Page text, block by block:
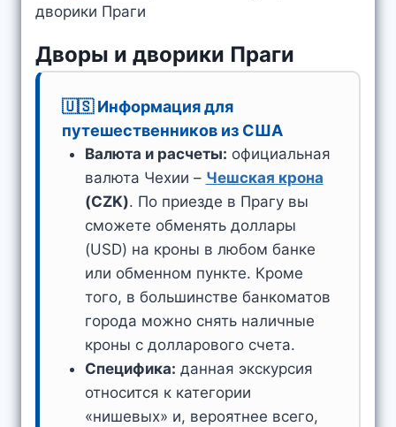
дворики Праги
Дворы и дворики Праги
🇺🇸 Информация для
путешественников из США
Валюта и расчеты: официальная
валюта Чехии – Чешская крона
(CZK). По приезде в Прагу вы
сможете обменять доллары
(USD) на кроны в любом банке
или обменном пункте. Кроме
того, в большинстве банкоматов
города можно снять наличные
кроны с долларового счета.
Специфика: данная экскурсия
относится к категории
«нишевых» и, вероятнее всего,